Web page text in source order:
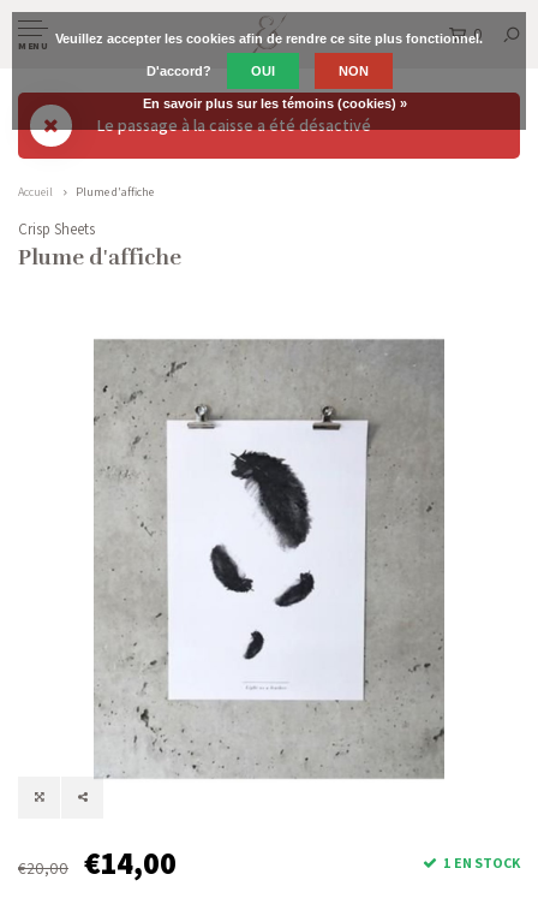
MENU
0
Le passage à la caisse a été désactivé
Accueil Plume d'affiche
Crisp Sheets
Plume d'affiche
€20,00 €14,00 1 EN STOCK
Veuillez accepter les cookies afin de rendre ce site plus fonctionnel.
D'accord? OUI NON
En savoir plus sur les témoins (cookies) »